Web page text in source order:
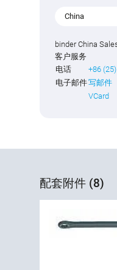
China
binder China
客户服务
电话
+86
电子邮件写邮件
VCard
配套附件 (8)